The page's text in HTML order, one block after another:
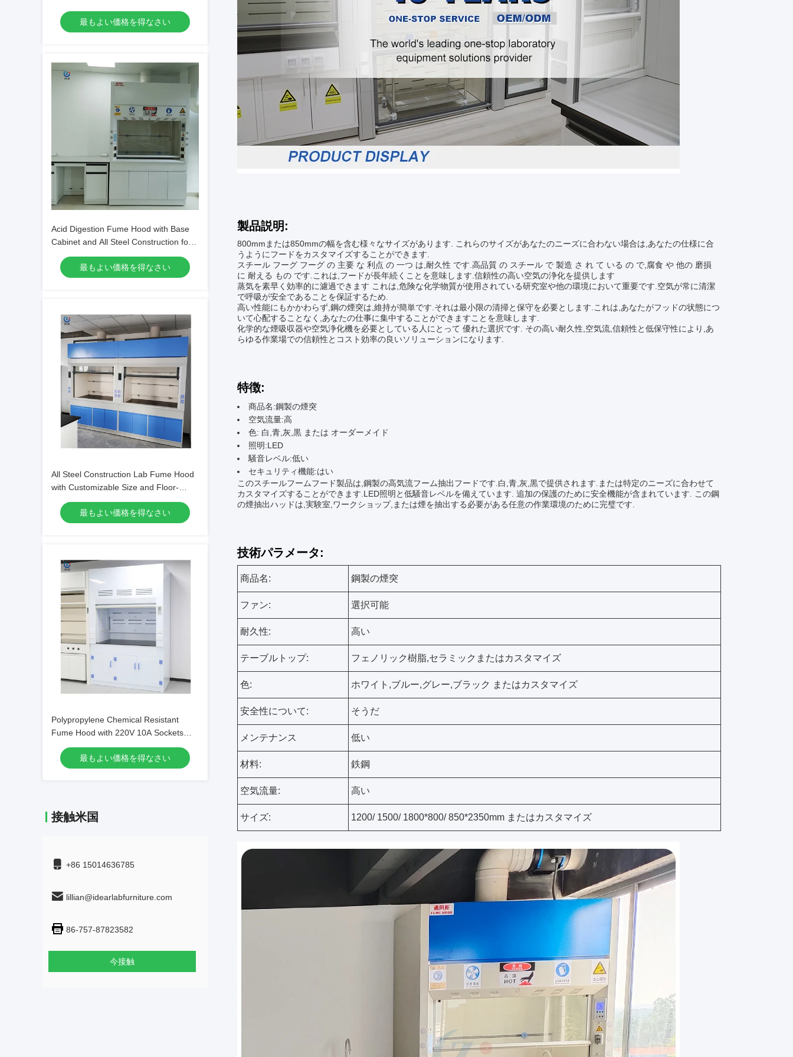
Construction for Safe Chemical
Handling最もよい価格を得なさい
Acid Digestion Fume Hood with Base
Cabinet and All Steel Construction for
Lab Safety
最もよい価格を得なさい
All Steel Construction Lab Fume Hood
with Customizable Size and Floor-
mounted Design for Chemical Labs
最もよい価格を得なさい
Polypropylene Chemical Resistant
Fume Hood with 220V 10A Sockets
and 1685m3/h Exhaust Volume
最もよい価格を得なさい
接触米国
+86 15014636785
lillian@idearlabfurniture.com
86-757-87823582
今接触
製品説明:
800mmまたは850mmの幅を含む様々なサイズがあります. これらのサイズがあなたのニーズに合わない場合は,あなたの仕様に合
うようにフードをカスタマイズすることができます.
スチール フーグ フーグ の 主要 な 利点 の 一つ は,耐久性 です.高品質 の スチール で 製造 さ れ て いる の で,腐食 や 他の 磨損
に 耐える もの です.これは,フードが長年続くことを意味します.信頼性の高い空気の浄化を提供します
蒸気を素早く効率的に濾過できます これは,危険な化学物質が使用されている研究室や他の環境において重要です.空気が常に清潔
で呼吸が安全であることを保証するため.
高い性能にもかかわらず,鋼の煙突は,維持が簡単です.それは最小限の清掃と保守を必要とします.これは,あなたがフッドの状態につ
いて心配することなく,あなたの仕事に集中することができますことを意味します.
化学的な煙吸収器や空気浄化機を必要としている人にとって 優れた選択です. その高い耐久性,空気流,信頼性と低保守性により,あ
らゆる作業場での信頼性とコスト効率の良いソリューションになります.
特徴:
商品名:鋼製の煙突
空気流量:高
色: 白,青,灰,黒 または オーダーメイド
照明:LED
騒音レベル:低い
セキュリティ機能:はい
このスチールフームフード製品は,鋼製の高気流フーム抽出フードです.白,青,灰,黒で提供されます.または特定のニーズに合わせて
カスタマイズすることができます.LED照明と低騒音レベルを備えています. 追加の保護のために安全機能が含まれています. この鋼
の煙抽出ハッドは,実験室,ワークショップ,または煙を抽出する必要がある任意の作業環境のために完璧です.
技術パラメータ:
商品名: 鋼製の煙突
ファン: 選択可能
耐久性: 高い
テーブルトップ: フェノリック樹脂,セラミックまたはカスタマイズ
色: ホワイト,ブルー,グレー,ブラック またはカスタマイズ
安全性について: そうだ
メンテナンス 低い
材料: 鉄鋼
空気流量: 高い
サイズ: 1200/ 1500/ 1800*800/ 850*2350mm またはカスタマイズ